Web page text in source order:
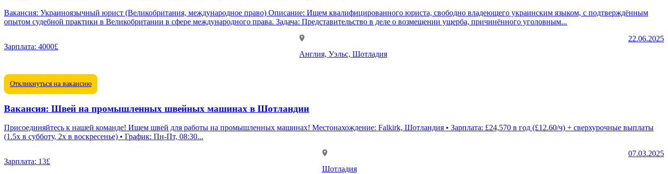
Вакансия: Украиноязычный юрист (Великобритания, международное право) Описание: Ищем квалифицированного юриста, свободно владеющего украинским языком, с подтверждённым
опытом судебной практики в Великобритании в сфере международного права. Задача: Представительство в деле о возмещении ущерба, причинённого уголовным...
Зарплата: 4000£
Англия, Уэльс, Шотладия
22.06.2025
Откликнуться на вакансию
Вакансия: Швей на промышленных швейных машинах в Шотландии
Присоединяйтесь к нашей команде! Ищем швей для работы на промышленных машинах! Местонахождение: Falkirk, Шотландия • Зарплата: £24,570 в год (£12.60/ч) + сверхурочные выплаты
(1.5x в субботу, 2x в воскресенье) • График: Пн-Пт, 08:30...
Зарплата: 13£
Шотладия
07.03.2025